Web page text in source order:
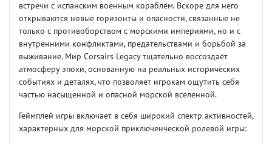
встречи с испанским военным кораблём. Вскоре для него
открываются новые горизонты и опасности, связанные не
только с противоборством с морскими империями, но и с
внутренними конфликтами, предательствами и борьбой за
выживание. Мир Corsairs Legacy тщательно воссоздаёт
атмосферу эпохи, основанную на реальных исторических
событиях и деталях, что позволяет игрокам ощутить себя
частью насыщенной и опасной морской вселенной.
Геймплей игры включает в себя широкий спектр активностей,
характерных для морской приключенческой ролевой игры: